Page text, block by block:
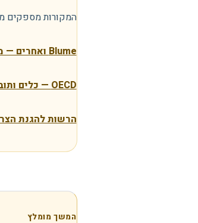
המקורות מספקים
Blume ואחרים — מטא־אנליזה על העברת למידה לעבודה
OECD — כלים ותובנות התנהגותיות למדיניות ולבחירה
הרשות להגנת
המשך מומלץ